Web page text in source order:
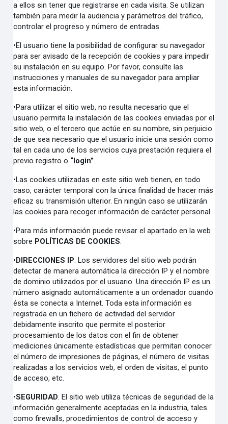
a ellos sin tener que registrarse en cada visita. Se utilizan
también para medir la audiencia y parámetros del tráfico,
controlar el progreso y número de entradas.
•El usuario tiene la posibilidad de configurar su navegador
para ser avisado de la recepción de cookies y para impedir
su instalación en su equipo. Por favor, consulte las
instrucciones y manuales de su navegador para ampliar
esta información.
•Para utilizar el sitio web, no resulta necesario que el
usuario permita la instalación de las cookies enviadas por el
sitio web, o el tercero que actúe en su nombre, sin perjuicio
de que sea necesario que el usuario inicie una sesión como
tal en cada uno de los servicios cuya prestación requiera el
previo registro o “login”.
•Las cookies utilizadas en este sitio web tienen, en todo
caso, carácter temporal con la única finalidad de hacer más
eficaz su transmisión ulterior. En ningún caso se utilizarán
las cookies para recoger información de carácter personal.
•Para más información puede revisar el apartado en la web
sobre POLÍTICAS DE COOKIES.
•DIRECCIONES IP.Los servidores del sitio web podrán
detectar de manera automática la dirección IP y el nombre
de dominio utilizados por el usuario. Una dirección IP es un
número asignado automáticamente a un ordenador cuando
ésta se conecta a Internet. Toda esta información es
registrada en un fichero de actividad del servidor
debidamente inscrito que permite el posterior
procesamiento de los datos con el fin de obtener
mediciones únicamente estadísticas que permitan conocer
el número de impresiones de páginas, el número de visitas
realizadas a los servicios web, el orden de visitas, el punto
de acceso, etc.
•SEGURIDAD.El sitio web utiliza técnicas de seguridad de la
información generalmente aceptadas en la industria, tales
como firewalls, procedimientos de control de acceso y